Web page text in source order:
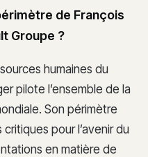
de François
Groupe ?
humaines du
pilote l’ensemble de la
Son périmètre
pour l’avenir du
en matière de